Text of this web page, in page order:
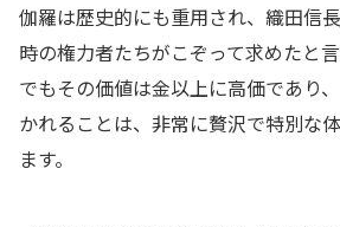
伽羅は歴史的にも重用され、織田信
時の権力者たちがこぞって求めたと
でもその価値は金以上に高価であり
かれることは、非常に贅沢で特別な
ます。